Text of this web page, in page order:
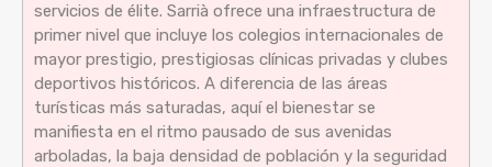
servicios de élite. Sarrià ofrece una infraestructura de
primer nivel que incluye los colegios internacionales de
mayor prestigio, prestigiosas clínicas privadas y clubes
deportivos históricos. A diferencia de las áreas
turísticas más saturadas, aquí el bienestar se
manifiesta en el ritmo pausado de sus avenidas
arboladas, la baja densidad de población y la seguridad